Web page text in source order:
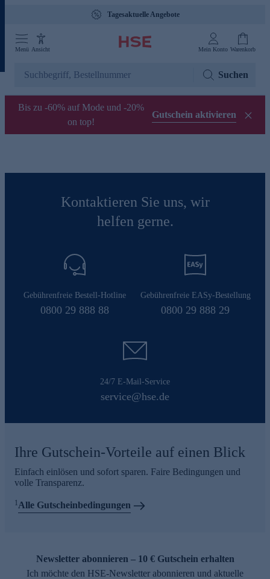
Tagesaktuelle Angebote
Menü Ansicht Mein Konto Warenkorb
Suchen
Bis zu -60% auf Mode und -20%
on top!
Gutschein aktivieren
Kontaktieren Sie uns, wir
helfen gerne.
Gebührenfreie Bestell-Hotline
0800 29 888 88
Gebührenfreie EASy-Bestellung
0800 29 888 29
24/7 E-Mail-Service
service@hse.de
Ihre Gutschein-Vorteile auf einen Blick
Einfach einlösen und sofort sparen. Faire Bedingungen und
volle Transparenz.
1Alle Gutscheinbedingungen
Newsletter abonnieren – 10 € Gutschein erhalten
Ich möchte den HSE-Newsletter abonnieren und aktuelle